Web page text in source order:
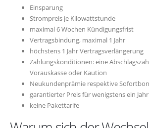
Einsparung
Strompreis je Kilowattstunde
maximal 6 Wochen Kündigungsfrist
Vertragsbindung, maximal 1 Jahr
höchstens 1 Jahr Vertragsverlängerung
Zahlungskonditionen: eine
Vorauskasse oder Kaution
Neukundenprämie respektive
garantierter Preis für wenigstens ein Jahr
keine Pakettarife